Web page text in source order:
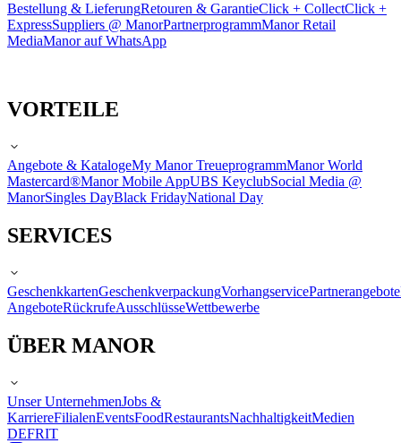
Bestellung & LieferungRetouren & GarantieClick + CollectClick +
ExpressSuppliers @ ManorPartnerprogrammManor Retail
MediaManor auf WhatsApp
VORTEILE
Angebote & KatalogeMy Manor TreueprogrammManor World
Mastercard®Manor Mobile AppUBS KeyclubSocial Media @
ManorSingles DayBlack FridayNational Day
SERVICES
GeschenkkartenGeschenkverpackungVorhangservicePartnerangebote
AngeboteRückrufeAusschlüsseWettbewerbe
ÜBER MANOR
Unser UnternehmenJobs &
KarriereFilialenEventsFoodRestaurantsNachhaltigkeitMedien
DEFRIT